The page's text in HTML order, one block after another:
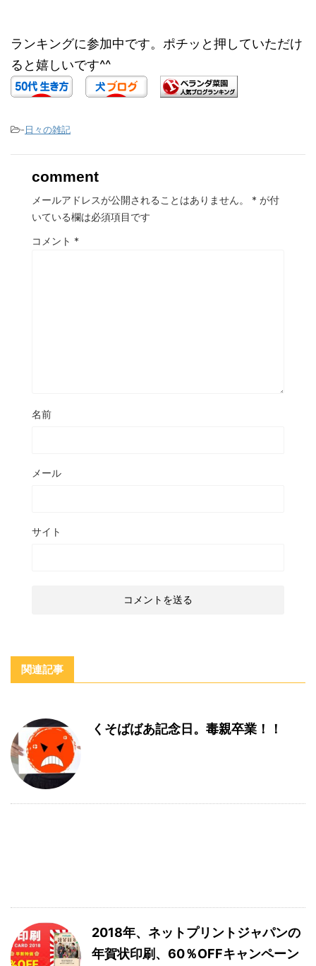
ランキングに参加中です。ポチッと押していただけ
ると嬉しいです^^
-日々の雑記
comment
メールアドレスが公開されることはありません。 * が付
いている欄は必須項目です
コメント *
名前
メール
サイト
関連記事
くそばばあ記念日。毒親卒業！！
2018年、ネットプリントジャパンの
年賀状印刷、60％OFFキャンペーン